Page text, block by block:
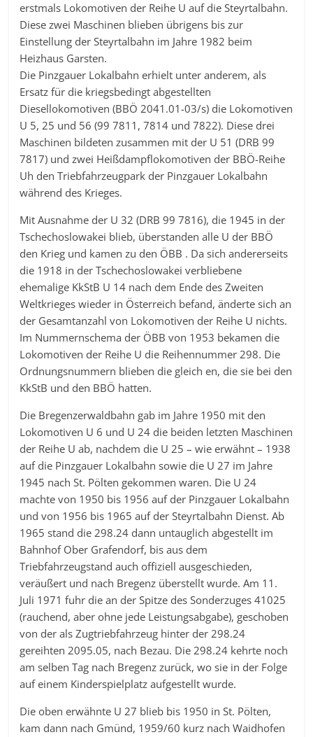
erstmals Lokomotiven der Reihe U auf die Steyrtalbahn.
Diese zwei Maschinen blieben übrigens bis zur
Einstellung der Steyrtalbahn im Jahre 1982 beim
Heizhaus Garsten.
Die Pinzgauer Lokalbahn erhielt unter anderem, als
Ersatz für die kriegsbedingt abgestellten
Diesellokomotiven (BBÖ 2041.01-03/s) die Lokomotiven
U 5, 25 und 56 (99 7811, 7814 und 7822). Diese drei
Maschinen bildeten zusammen mit der U 51 (DRB 99
7817) und zwei Heißdampflokomotiven der BBÖ-Reihe
Uh den Triebfahrzeugpark der Pinzgauer Lokalbahn
während des Krieges.
Mit Ausnahme der U 32 (DRB 99 7816), die 1945 in der
Tschechoslowakei blieb, überstanden alle U der BBÖ
den Krieg und kamen zu den ÖBB . Da sich andererseits
die 1918 in der Tschechoslowakei verbliebene
ehemalige KkStB U 14 nach dem Ende des Zweiten
Weltkrieges wieder in Österreich befand, änderte sich an
der Gesamtanzahl von Lokomotiven der Reihe U nichts.
Im Nummernschema der ÖBB von 1953 bekamen die
Lokomotiven der Reihe U die Reihennummer 298. Die
Ordnungsnummern blieben die gleich en, die sie bei den
KkStB und den BBÖ hatten.
Die Bregenzerwaldbahn gab im Jahre 1950 mit den
Lokomotiven U 6 und U 24 die beiden letzten Maschinen
der Reihe U ab, nachdem die U 25 – wie erwähnt – 1938
auf die Pinzgauer Lokalbahn sowie die U 27 im Jahre
1945 nach St. Pölten gekommen waren. Die U 24
machte von 1950 bis 1956 auf der Pinzgauer Lokalbahn
und von 1956 bis 1965 auf der Steyrtalbahn Dienst. Ab
1965 stand die 298.24 dann untauglich abgestellt im
Bahnhof Ober Grafendorf, bis aus dem
Triebfahrzeugstand auch offiziell ausgeschieden,
veräußert und nach Bregenz überstellt wurde. Am 11.
Juli 1971 fuhr die an der Spitze des Sonderzuges 41025
(rauchend, aber ohne jede Leistungsabgabe), geschoben
von der als Zugtriebfahrzeug hinter der 298.24
gereihten 2095.05, nach Bezau. Die 298.24 kehrte noch
am selben Tag nach Bregenz zurück, wo sie in der Folge
auf einem Kinderspielplatz aufgestellt wurde.
Die oben erwähnte U 27 blieb bis 1950 in St. Pölten,
kam dann nach Gmünd, 1959/60 kurz nach Waidhofen